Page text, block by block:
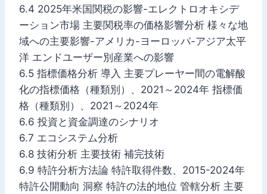
6.4 2025年米国関税の影響-エレクトロオキシデ
ーション市場 主要関税率の価格影響分析 様々な地
域への主要影響-アメリカ-ヨーロッパ-アジア太平
洋 エンドユーザー別産業への影響
6.5 指標価格分析 導入 主要プレーヤー間の電解酸
化の指標価格（種類別）、2021～2024年 指標価
格（種類別）、2021～2024年
6.6 投資と資金調達のシナリオ
6.7 エコシステム分析
6.8 技術分析 主要技術 補完技術
6.9 特許分析方法論 特許取得件数、2015-2024年
特許公開動向 洞察 特許の法的地位 管轄分析 主要